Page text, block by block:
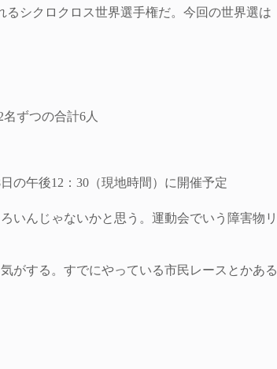
シクロクロス世界選手権だ。今回の世界選は
ずつの合計6人
の午後12：30（現地時間）に開催予定
いんじゃないかと思う。運動会でいう障害物リ
がする。すでにやっている市民レースとかある